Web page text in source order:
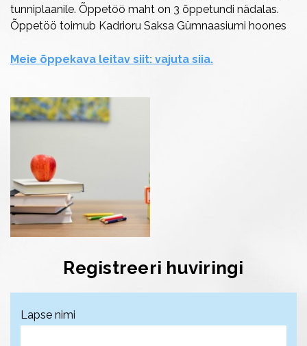
tunniplaanile. Õppetöö maht on 3 õppetundi nädalas.
Õppetöö toimub Kadrioru Saksa Gümnaasiumi hoones
Meie õppekava leitav siit: vajuta siia.
Registreeri huviringi
Lapse nimi